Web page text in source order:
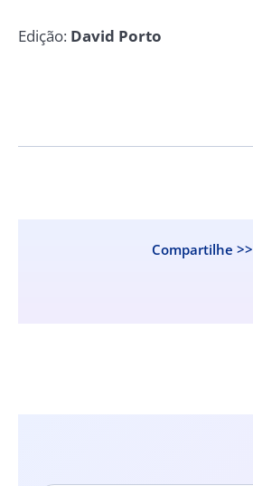
Edição: David Porto
Compartilhe >>